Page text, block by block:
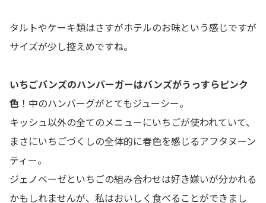
タルトやケーキ類はさすがホテルのお味という感じですが
サイズが少し控えめですね。
いちごバンズのハンバーガーはバンズがうっすらピンク
色 ！中のハンバーグがとてもジューシー。
キッシュ以外の全てのメニューにいちごが使われていて、
まさにいちごづくしの全体的に春色を感じるアフタヌーン
ティー。
ジェノベーゼといちごの組み合わせは好き嫌いが分かれる
かもしれませんが、私はおいしく食べることができまし